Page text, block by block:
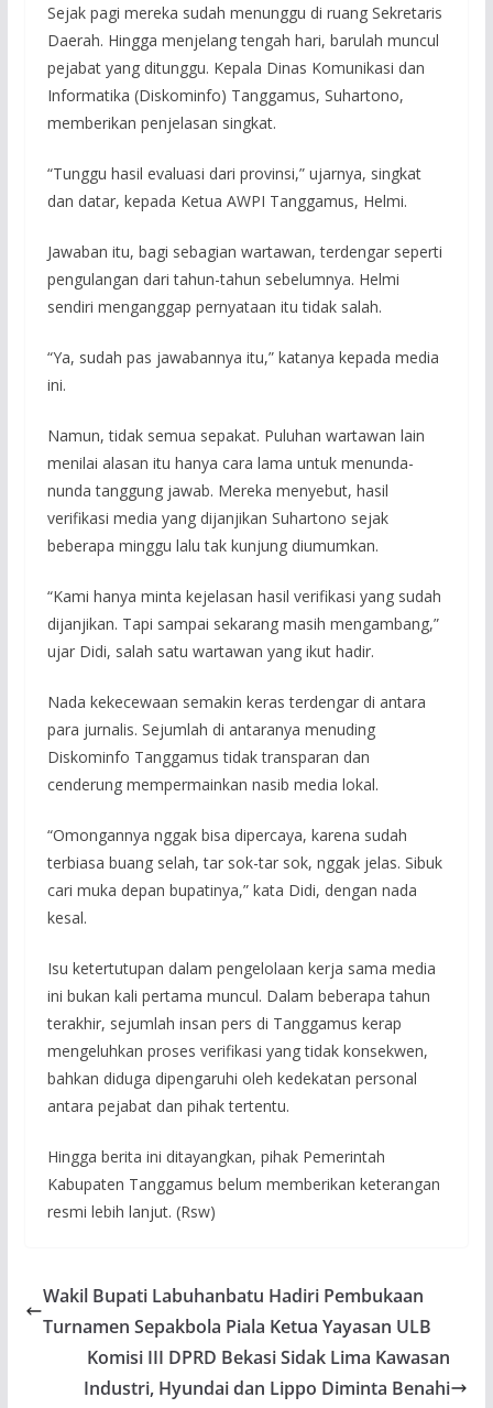
Sejak pagi mereka sudah menunggu di ruang Sekretaris
Daerah. Hingga menjelang tengah hari, barulah muncul
pejabat yang ditunggu. Kepala Dinas Komunikasi dan
Informatika (Diskominfo) Tanggamus, Suhartono,
memberikan penjelasan singkat.
“Tunggu hasil evaluasi dari provinsi,” ujarnya, singkat
dan datar, kepada Ketua AWPI Tanggamus, Helmi.
Jawaban itu, bagi sebagian wartawan, terdengar seperti
pengulangan dari tahun-tahun sebelumnya. Helmi
sendiri menganggap pernyataan itu tidak salah.
“Ya, sudah pas jawabannya itu,” katanya kepada media
ini.
Namun, tidak semua sepakat. Puluhan wartawan lain
menilai alasan itu hanya cara lama untuk menunda-
nunda tanggung jawab. Mereka menyebut, hasil
verifikasi media yang dijanjikan Suhartono sejak
beberapa minggu lalu tak kunjung diumumkan.
“Kami hanya minta kejelasan hasil verifikasi yang sudah
dijanjikan. Tapi sampai sekarang masih mengambang,”
ujar Didi, salah satu wartawan yang ikut hadir.
Nada kekecewaan semakin keras terdengar di antara
para jurnalis. Sejumlah di antaranya menuding
Diskominfo Tanggamus tidak transparan dan
cenderung mempermainkan nasib media lokal.
“Omongannya nggak bisa dipercaya, karena sudah
terbiasa buang selah, tar sok-tar sok, nggak jelas. Sibuk
cari muka depan bupatinya,” kata Didi, dengan nada
kesal.
Isu ketertutupan dalam pengelolaan kerja sama media
ini bukan kali pertama muncul. Dalam beberapa tahun
terakhir, sejumlah insan pers di Tanggamus kerap
mengeluhkan proses verifikasi yang tidak konsekwen,
bahkan diduga dipengaruhi oleh kedekatan personal
antara pejabat dan pihak tertentu.
Hingga berita ini ditayangkan, pihak Pemerintah
Kabupaten Tanggamus belum memberikan keterangan
resmi lebih lanjut. (Rsw)
Wakil Bupati Labuhanbatu Hadiri Pembukaan
Turnamen Sepakbola Piala Ketua Yayasan ULB
Komisi III DPRD Bekasi Sidak Lima Kawasan
Industri, Hyundai dan Lippo Diminta Benahi